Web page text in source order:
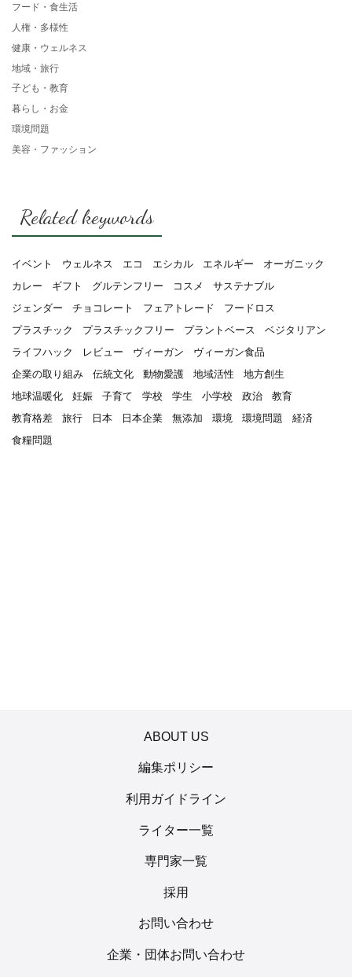
フード・食生活
人権・多様性
健康・ウェルネス
地域・旅行
子ども・教育
暮らし・お金
環境問題
美容・ファッション
Related keywords
イベント ウェルネス エコ エシカル エネルギー
オーガニック
カレー
ギフト グルテンフリー コスメ
サステナブル
ジェンダー
チョコレート フェアトレード
フードロス
プラスチック
プラスチックフリー プラントベース
ベジタリアン
ライフハック
レビュー ヴィーガン
ヴィーガン食品
企業の取り組み
伝統文化 動物愛護 地域活性
地方創生
地球温暖化
妊娠 子育て 学校 学生 小学校 政治
教育
教育格差
旅行 日本 日本企業 無添加 環境 環境問題
経済
食糧問題
ABOUT US
編集ポリシー
利用ガイドライン
ライター一覧
専門家一覧
採用
お問い合わせ
企業・団体お問い合わせ